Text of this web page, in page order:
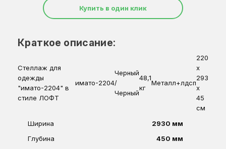
Купить в один клик
Краткое описание:
Стеллаж для
одежды
"имато-2204" в
стиле ЛОФТ
имато-2204
Черный
/
Черный
48,1
кг
Металл+лдсп
220
x
293
x
45
см
Ширина
2930 мм
Глубина
450 мм